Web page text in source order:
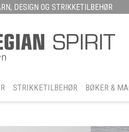
DESIGN OG STRIKKETILBEHØR
STRIKKETILBEHØR BØKER &